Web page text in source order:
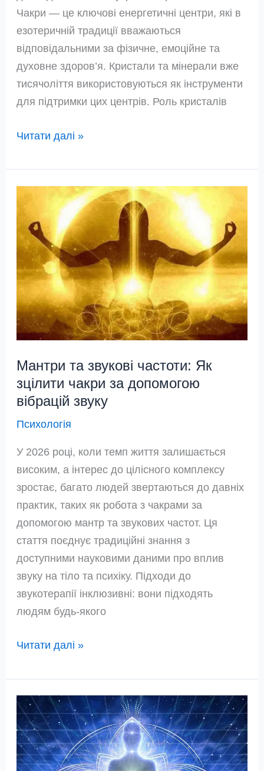
Чакри — це ключові енергетичні центри, які в
езотеричній традиції вважаються
відповідальними за фізичне, емоційне та
духовне здоров’я. Кристали та мінерали вже
тисячоліття використовуються як інструменти
для підтримки цих центрів. Роль кристалів
Камені-
Як
підібрати
під
свою
слабку
чакру
Читати далі »
Мантри та звукові частоти: Як
зцілити чакри за допомогою
вібрацій звуку
Психологія
У 2026 році, коли темп життя залишається
високим, а інтерес до цілісного комплексу
зростає, багато людей звертаються до давніх
практик, таких як робота з чакрами за
допомогою мантр та звукових частот. Ця
стаття поєднує традиційні знання з
доступними науковими даними про вплив
звуку на тіло та психіку. Підходи до
звукотерапії інклюзивні: вони підходять
людям будь-якого
Мантри
звукові
частоти:
Як
зцілити
чакри
за
Читати далі »